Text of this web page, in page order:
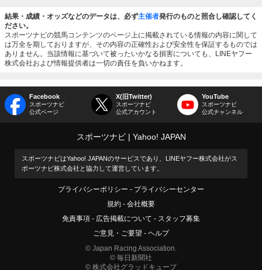
結果・成績・オッズなどのデータは、必ず主催者発行のものと照合し確認してく
ださい。
スポーツナビの競馬コンテンツのページ上に掲載されている情報の内容に関して
は万全を期しておりますが、その内容の正確性および安全性を保証するものでは
ありません。当該情報に基づいて被ったいかなる損害についても、LINEヤフー
株式会社および情報提供者は一切の責任を負いかねます。
Facebook
スポーツナビ
公式ページ
X(旧Twitter)
スポーツナビ
公式アカウント
YouTube
スポーツナビ
公式チャンネル
スポーツナビ Yahoo! JAPAN
スポーツナビはYahoo! JAPANのサービスであり、LINEヤフー株式会社がス
ポーツナビ株式会社と協力して運営しています。
プライバシーポリシー
プライバシーセンター
規約
会社概要
免責事項
広告掲載について
スタッフ募集
ご意見・ご要望
ヘルプ
© Japan Racing Association.
© 毎日新聞社
© 株式会社グラッドキューブ